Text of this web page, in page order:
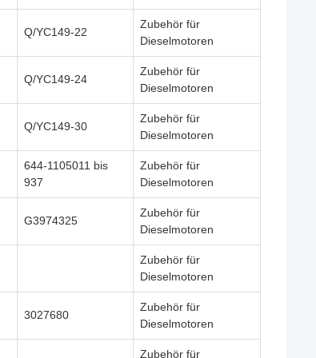
Q/YC149-22
Zubehör für
Dieselmotoren
Q/YC149-24
Zubehör für
Dieselmotoren
Q/YC149-30
Zubehör für
Dieselmotoren
644-1105011 bis
937
Zubehör für
Dieselmotoren
G3974325
Zubehör für
Dieselmotoren
Zubehör für
Dieselmotoren
3027680
Zubehör für
Dieselmotoren
Zubehör für